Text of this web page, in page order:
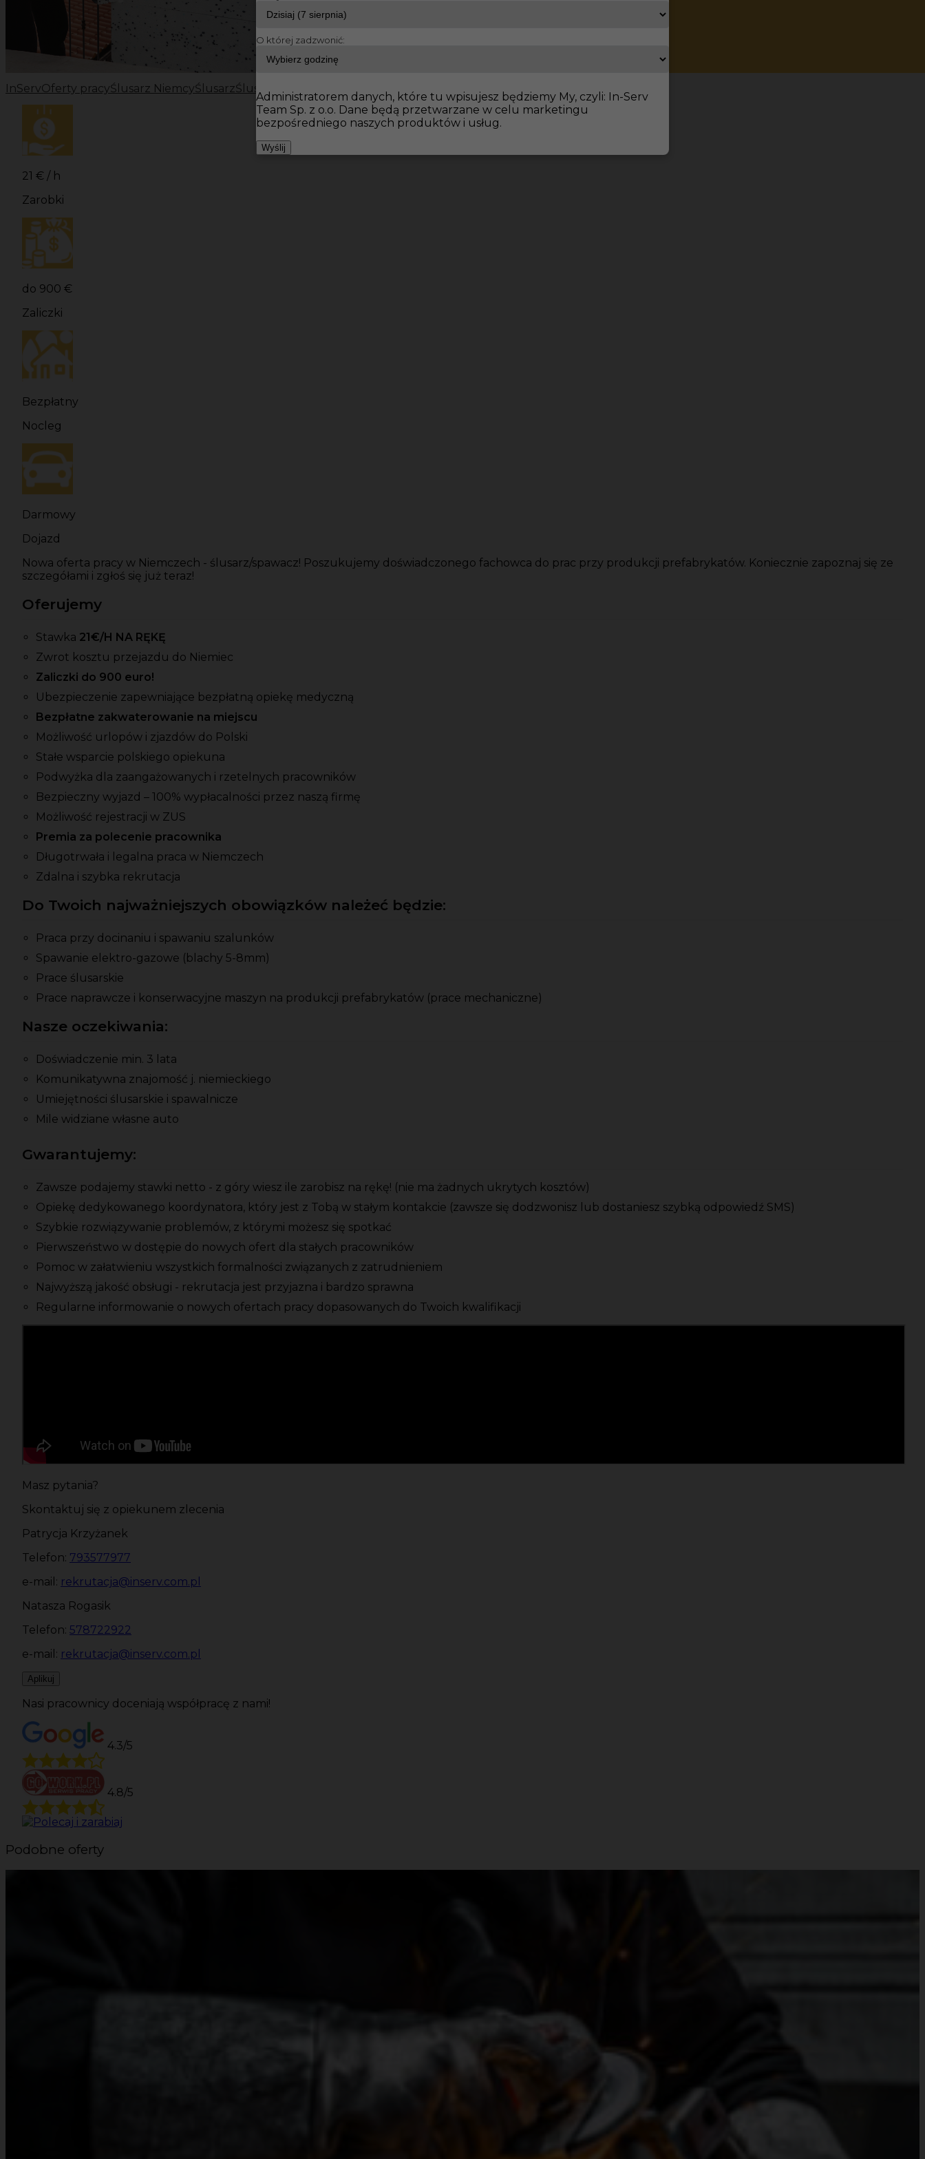
InServOferty pracyŚlusarz NiemcyŚlusarzŚlusarz / Spawacz - praca w Niemczech
21 € / h
Zarobki
do 900 €
Zaliczki
Bezpłatny
Nocleg
Darmowy
Dojazd
Nowa oferta pracy w Niemczech - ślusarz/spawacz! Poszukujemy doświadczonego fachowca do prac przy produkcji prefabrykatów. Koniecznie zapoznaj się ze
szczegółami i zgłoś się już teraz!
Oferujemy
Stawka 21 €/H NA RĘKĘ
Zwrot kosztu przejazdu do Niemiec
Zaliczki do 900 euro!
Ubezpieczenie zapewniające bezpłatną opiekę medyczną
Bezpłatne zakwaterowanie na miejscu
Możliwość urlopów i zjazdów do Polski
Stałe wsparcie polskiego opiekuna
Podwyżka dla zaangażowanych i rzetelnych pracowników
Bezpieczny wyjazd – 100% wypłacalności przez naszą firmę
Możliwość rejestracji w ZUS
Premia za polecenie pracownika
Długotrwała i legalna praca w Niemczech
Zdalna i szybka rekrutacja
Do Twoich najważniejszych obowiązków należeć będzie:
Praca przy docinaniu i spawaniu szalunków
Spawanie elektro-gazowe (blachy 5-8mm)
Prace ślusarskie
Prace naprawcze i konserwacyjne maszyn na produkcji prefabrykatów (prace mechaniczne)
Nasze oczekiwania:
Doświadczenie min. 3 lata
Komunikatywna znajomość j. niemieckiego
Umiejętności ślusarskie i spawalnicze
Mile widziane własne auto
Gwarantujemy:
Zawsze podajemy stawki netto - z góry wiesz ile zarobisz na rękę! (nie ma żadnych ukrytych kosztów)
Opiekę dedykowanego koordynatora, który jest z Tobą w stałym kontakcie (zawsze się dodzwonisz lub dostaniesz szybką odpowiedź SMS)
Szybkie rozwiązywanie problemów, z którymi możesz się spotkać
Pierwszeństwo w dostępie do nowych ofert dla stałych pracowników
Pomoc w załatwieniu wszystkich formalności związanych z zatrudnieniem
Najwyższą jakość obsługi - rekrutacja jest przyjazna i bardzo sprawna
Regularne informowanie o nowych ofertach pracy dopasowanych do Twoich kwalifikacji
Masz pytania?
Skontaktuj się z opiekunem zlecenia
Patrycja Krzyżanek
Telefon: 793577977
e-mail: rekrutacja@inserv.com.pl
Natasza Rogasik
Telefon: 578722922
e-mail: rekrutacja@inserv.com.pl
Aplikuj
Nasi pracownicy doceniają współpracę z nami!
4.3/5
4.8/5
Podobne oferty
O której zadzwonić:
Administratorem danych, które tu wpisujesz będziemy My, czyli: In-Serv
Team Sp. z o.o. Dane będą przetwarzane w celu marketingu
bezpośredniego naszych produktów i usług.
Wyślij